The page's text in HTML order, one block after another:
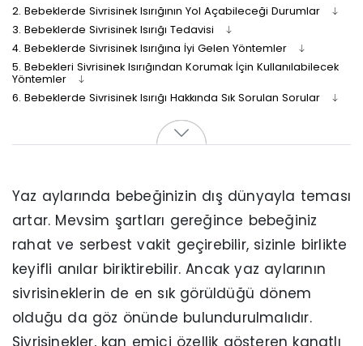
2. Bebeklerde Sivrisinek Isırığının Yol Açabileceği Durumlar
3. Bebeklerde Sivrisinek Isırığı Tedavisi
4. Bebeklerde Sivrisinek Isırığına İyi Gelen Yöntemler
5. Bebekleri Sivrisinek Isırığından Korumak İçin Kullanılabilecek
Yöntemler
6. Bebeklerde Sivrisinek Isırığı Hakkında Sık Sorulan Sorular
Yaz aylarında bebeğinizin dış dünyayla teması
artar. Mevsim şartları gereğince bebeğiniz
rahat ve serbest vakit geçirebilir, sizinle birlikte
keyifli anılar biriktirebilir. Ancak yaz aylarının
sivrisineklerin de en sık görüldüğü dönem
olduğu da göz önünde bulundurulmalıdır.
Sivrisinekler, kan emici özellik gösteren kanatlı